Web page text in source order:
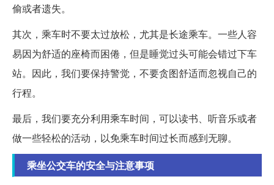
偷或者遗失。
其次，乘车时不要太过放松，尤其是长途乘车。一些人容
易因为舒适的座椅而困倦，但是睡觉过头可能会错过下车
站。因此，我们要保持警觉，不要贪图舒适而忽视自己的
行程。
最后，我们要充分利用乘车时间，可以读书、听音乐或者
做一些轻松的活动，以免乘车时间过长而感到无聊。
乘坐公交车的安全与注意事项